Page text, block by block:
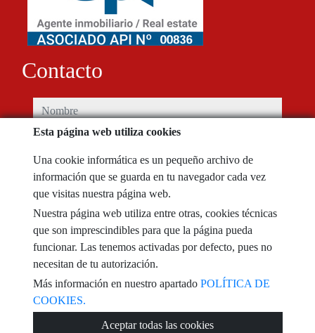
Contacto
nombre
e-mail
He leído y acepto las condiciones de uso y
mensaje
Esta página web utiliza cookies
Una cookie informática es un pequeño archivo de
información que se guarda en tu navegador cada vez
que visitas nuestra página web.
Nuestra página web utiliza entre otras, cookies técnicas
que son imprescindibles para que la página pueda
funcionar. Las tenemos activadas por defecto, pues no
necesitan de tu autorización.
Más información en nuestro apartado POLÍTICA DE
COOKIES.
Aceptar todas las cookies